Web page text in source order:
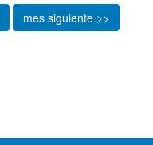
mes siguiente >>